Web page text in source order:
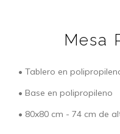
Mesa
• Tablero en
• Base en polipropileno
• 80x80 cm - 74 cm de